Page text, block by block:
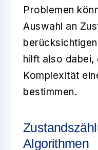
Problemen
Auswahl an
hilft also dabei,
Komplexität
bestimmen.
Algorithmen